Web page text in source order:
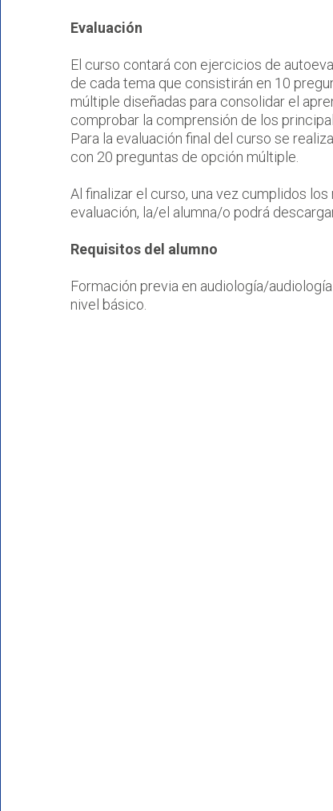
Evaluación
El curso contará con ejercicios de
de cada tema que consistirán en 10
múltiple diseñadas para consolidar el
comprobar la comprensión de los
Para la evaluación final del curso se
con 20 preguntas de opción múltiple.
Al finalizar el curso, una vez cumplidos
evaluación, la/el alumna/o podrá
Requisitos del alumno
Formación previa en audiología/
nivel básico.